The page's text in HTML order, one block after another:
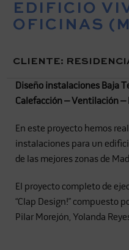
EDIFICIO
OFICINAS
CLIENTE:
Diseño instalaciones Baja
Calefacción – Ventilación –
En este proyecto hemos
instalaciones para un
de las mejores zonas de
El proyecto completo de
“Clap Design!” compuesto
Pilar Morejón, Yolanda